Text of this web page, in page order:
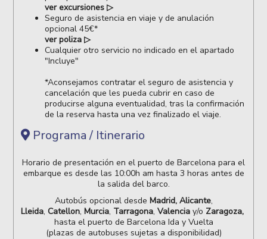
ver excursiones ▷
Seguro de asistencia en viaje y de anulación
opcional 45€*
ver poliza ▷
Cualquier otro servicio no indicado en el apartado
"Incluye"
*Aconsejamos contratar el seguro de asistencia y
cancelación que les pueda cubrir en caso de
producirse alguna eventualidad, tras la confirmación
de la reserva hasta una vez finalizado el viaje.
Programa / Itinerario
Horario de presentación en el puerto de Barcelona para el
embarque es desde las 10:00h am hasta 3 horas antes de
la salida del barco.
Autobús opcional desde Madrid, Alicante,
Lleida, Catellon, Murcia, Tarragona, Valencia y/o Zaragoza,
hasta el puerto de Barcelona Ida y Vuelta
(plazas de autobuses sujetas a disponibilidad)